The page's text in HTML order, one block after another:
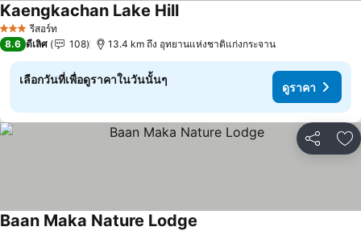
3 ดาว รีสอร์ท
Kaengkachan Lake Hillดูราคา
8.6 ดีเลิศ 108 13.4 km ถึง อุทยานแห่งชาติแก่งกระจาน
เลือกวันที่เพื่อดูราคาในวันนั้นๆ
ดูราคา
แชร์ เ
Baan Maka Nature Lodge